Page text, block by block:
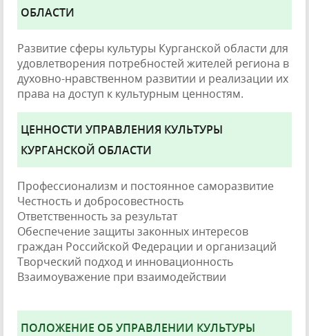
ОБЛАСТИ
Развитие сферы культуры Курганской области для
удовлетворения потребностей жителей региона в
духовно-нравственном развитии и реализации их
права на доступ к культурным ценностям.
ЦЕННОСТИ УПРАВЛЕНИЯ КУЛЬТУРЫ
КУРГАНСКОЙ ОБЛАСТИ
Профессионализм и постоянное саморазвитие
Честность и добросовестность
Ответственность за результат
Обеспечение защиты законных интересов
граждан Российской Федерации и организаций
Творческий подход и инновационность
Взаимоуважение при взаимодействии
ПОЛОЖЕНИЕ ОБ УПРАВЛЕНИИ КУЛЬТУРЫ